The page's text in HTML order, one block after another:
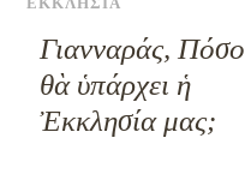
ΕΚΚΛΗΣΙΑ
Γιανναράς, Πόσο
θὰ ὑπάρχει ἡ
Ἐκκλησία μας;